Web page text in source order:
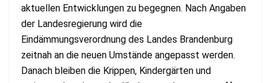
aktuellen Entwicklungen zu begegnen. Nach Angaben
der Landesregierung wird die
Eindämmungsverordnung des Landes Brandenburg
zeitnah an die neuen Umstände angepasst werden.
Danach bleiben die Krippen, Kindergärten und